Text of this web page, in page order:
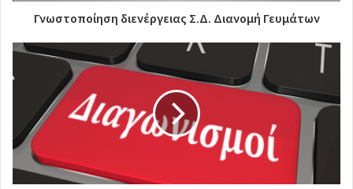
Γνωστοποίηση διενέργειας Σ.Δ. Διανομή Γευμάτων